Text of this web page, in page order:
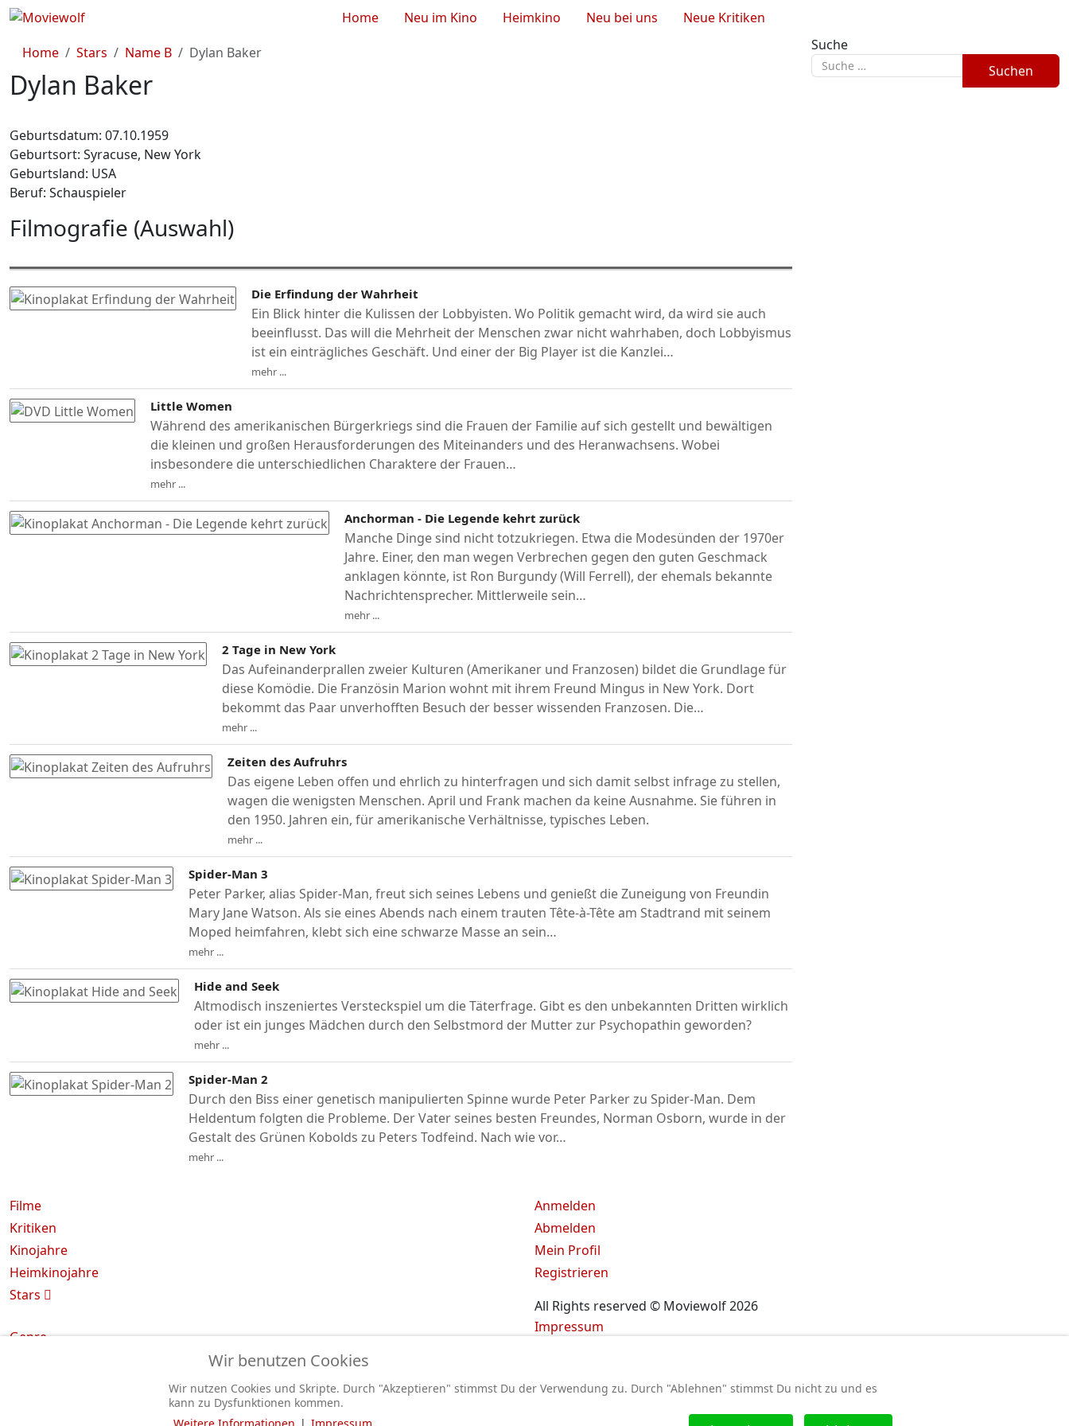
Home Neu im Kino Heimkino Neu bei uns
Neue Kritiken
Home
Stars Name B Dylan Baker
Dylan Baker
Geburtsdatum: 07.10.1959
Geburtsort: Syracuse, New York
Geburtsland: USA
Beruf: Schauspieler
Filmografie (Auswahl)
Die Erfindung der Wahrheit
Ein Blick hinter die Kulissen der Lobbyisten. Wo Politik gemacht wird, da wird sie auch
beeinflusst. Das will die Mehrheit der Menschen zwar nicht wahrhaben, doch Lobbyismus
ist ein einträgliches Geschäft. Und einer der Big Player ist die Kanzlei…
mehr ...
Little Women
Während des amerikanischen Bürgerkriegs sind die Frauen der Familie auf sich gestellt und bewältigen
die kleinen und großen Herausforderungen des Miteinanders und des Heranwachsens. Wobei
insbesondere die unterschiedlichen Charaktere der Frauen…
mehr ...
Anchorman - Die Legende kehrt zurück
Manche Dinge sind nicht totzukriegen. Etwa die Modesünden der 1970er
Jahre. Einer, den man wegen Verbrechen gegen den guten Geschmack
anklagen könnte, ist Ron Burgundy (Will Ferrell), der ehemals bekannte
Nachrichtensprecher. Mittlerweile sein…
mehr ...
2 Tage in New York
Das Aufeinanderprallen zweier Kulturen (Amerikaner und Franzosen) bildet die Grundlage für
diese Komödie. Die Französin Marion wohnt mit ihrem Freund Mingus in New York. Dort
bekommt das Paar unverhofften Besuch der besser wissenden Franzosen. Die…
mehr ...
Zeiten des Aufruhrs
Das eigene Leben offen und ehrlich zu hinterfragen und sich damit selbst infrage zu stellen,
wagen die wenigsten Menschen. April und Frank machen da keine Ausnahme. Sie führen in
den 1950. Jahren ein, für amerikanische Verhältnisse, typisches Leben.
mehr ...
Spider-Man 3
Peter Parker, alias Spider-Man, freut sich seines Lebens und genießt die Zuneigung von Freundin
Mary Jane Watson. Als sie eines Abends nach einem trauten Tête-à-Tête am Stadtrand mit seinem
Moped heimfahren, klebt sich eine schwarze Masse an sein…
mehr ...
Hide and Seek
Altmodisch inszeniertes Versteckspiel um die Täterfrage. Gibt es den unbekannten Dritten wirklich
oder ist ein junges Mädchen durch den Selbstmord der Mutter zur Psychopathin geworden?
mehr ...
Spider-Man 2
Durch den Biss einer genetisch manipulierten Spinne wurde Peter Parker zu Spider-Man. Dem
Heldentum folgten die Probleme. Der Vater seines besten Freundes, Norman Osborn, wurde in der
Gestalt des Grünen Kobolds zu Peters Todfeind. Nach wie vor…
mehr ...
Suche
Suchen
Filme
Kritiken
Kinojahre
Heimkinojahre
Stars
Genre
Anmelden
Abmelden
Mein Profil
Registrieren
All Rights reserved © Moviewolf 2026
Impressum
Wir benutzen Cookies
Wir nutzen Cookies und Skripte. Durch "Akzeptieren" stimmst Du der Verwendung zu. Durch "Ablehnen" stimmst Du nicht zu und es
kann zu Dysfunktionen kommen.